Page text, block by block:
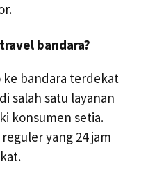
bandara?
ke bandara terdekat
salah satu layanan
konsumen setia.
yang 24 jam